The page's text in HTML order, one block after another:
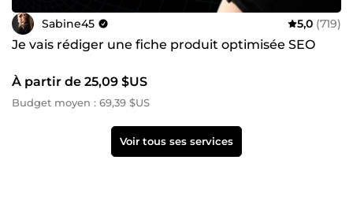
Sabine45 5,0 (719)
Je vais rédiger une fiche produit optimisée SEO
À partir de 25,09 $US
Budget moyen : 69,39 $US
Voir tous ses services